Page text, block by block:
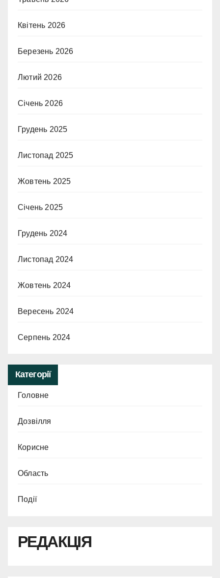
Квітень 2026
Березень 2026
Лютий 2026
Січень 2026
Грудень 2025
Листопад 2025
Жовтень 2025
Січень 2025
Грудень 2024
Листопад 2024
Жовтень 2024
Вересень 2024
Серпень 2024
Категорії
Головне
Дозвілля
Корисне
Область
Події
РЕДАКЦІЯ